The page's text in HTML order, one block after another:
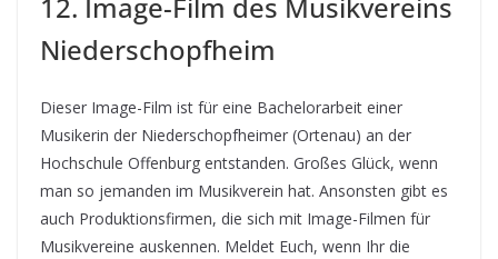
12. Image-Film des Musikvereins
Niederschopfheim
Dieser Image-Film ist für eine Bachelorarbeit einer
Musikerin der Niederschopfheimer (Ortenau) an der
Hochschule Offenburg entstanden. Großes Glück, wenn
man so jemanden im Musikverein hat. Ansonsten gibt es
auch Produktionsfirmen, die sich mit Image-Filmen für
Musikvereine auskennen. Meldet Euch, wenn Ihr die